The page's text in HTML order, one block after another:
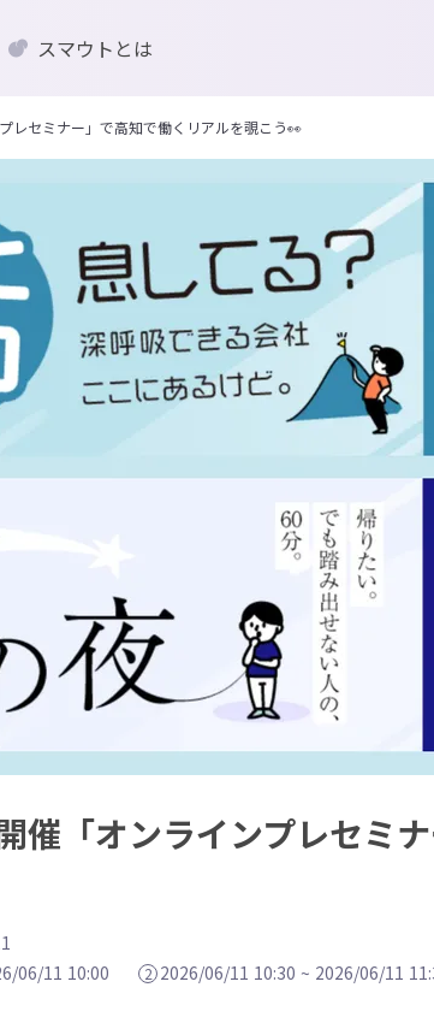
スマウトとは
レセミナー」で高知で働くリアルを覗こう👀
催「オンラインプレセミ
06/11 10:00 2 2026/06/11 10:30 ~ 2026/06/11